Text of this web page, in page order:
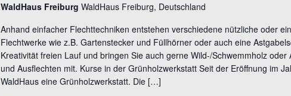
WaldHaus Freiburg WaldHaus Freiburg, Deutschland
Anhand einfacher Flechttechniken entstehen verschiedene nützliche oder
Flechtwerke wie z.B. Gartenstecker und Füllhörner oder auch eine
Kreativität freien Lauf und bringen Sie auch gerne Wild-/Schwemmholz oder
und Ausflechten mit. Kurse in der Grünholzwerkstatt Seit der Eröffnung im
WaldHaus eine Grünholzwerkstatt. Die […]